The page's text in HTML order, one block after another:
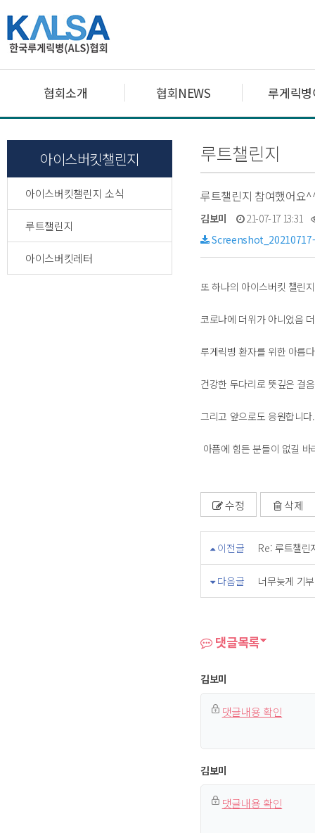
협회소개 협회NEWS 루게릭
아이스버킷챌린지
아이스버킷챌린지 소식
루트챌린지
아이스버킷레터
루트챌린지
루트챌린지 참여했어요
김보미
21-07-17 13:31
또 하나의 아이스버킷 챌린
코로나에 더위가 아니었음
루게릭병 환자를 위한 아름
건강한 두다리로 뜻깊은 걸
그리고 앞으로도 응원합니다.
아픔에 힘든 분들이 없길
수정 삭제
이전글 Re: 루트챌린
다음글 너무늦게 기
댓글목록
김보미
댓글내용 확인
김보미
댓글내용 확인